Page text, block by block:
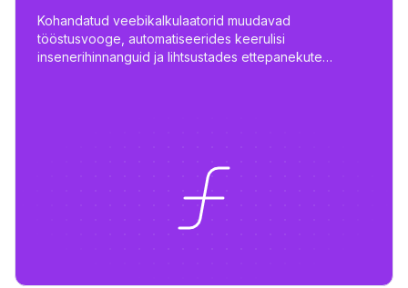
Kohandatud veebikalkulaatorid muudavad
tööstusvooge, automatiseerides keerulisi
insenerihinnanguid ja lihtsustades ettepanekute